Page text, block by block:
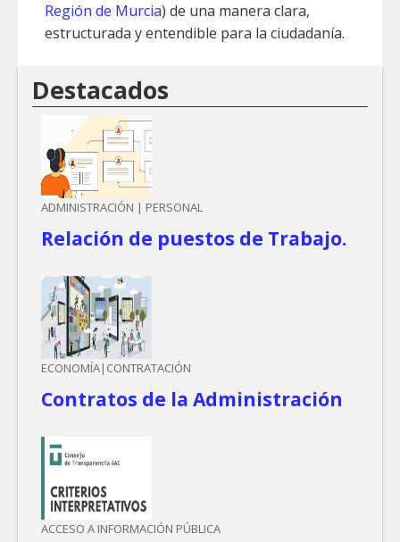
Región de Murcia) de una manera clara,
estructurada y entendible para la ciudadanía.
Destacados
ADMINISTRACIÓN | PERSONAL
Relación de puestos de Trabajo.
ECONOMÍA|CONTRATACIÓN
Contratos de la Administración
ACCESO A INFORMACIÓN PÚBLICA